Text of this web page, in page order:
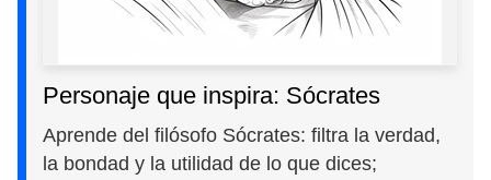
Personaje que inspira: Sócrates
Aprende del filósofo Sócrates: filtra la verdad,
la bondad y la utilidad de lo que dices;